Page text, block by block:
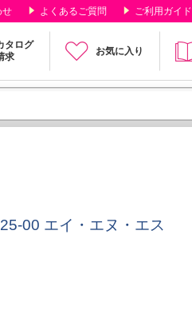
せ よくあるご質問 ご利用ガイド
タログ
求
お気に入り
00 エイ・エヌ・エス